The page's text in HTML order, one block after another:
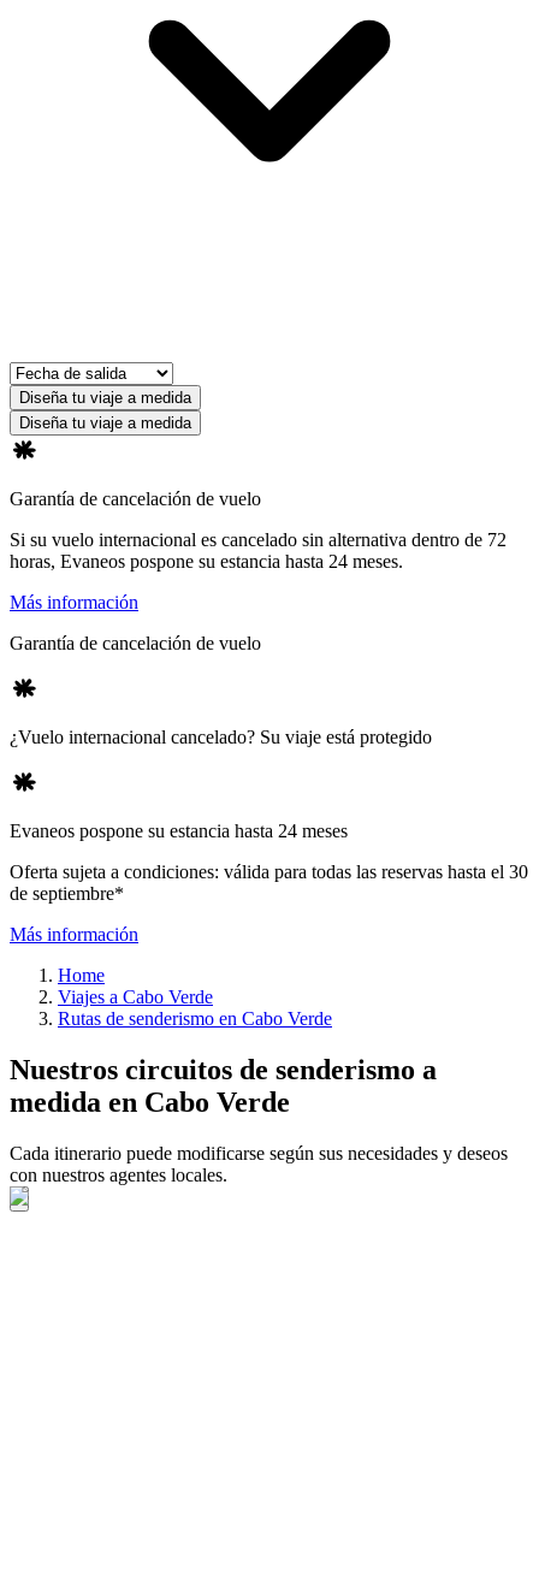
Diseña tu viaje a medida
Diseña tu viaje a medida
Garantía de cancelación de vuelo
Si su vuelo internacional es cancelado sin alternativa dentro de 72
horas, Evaneos pospone su estancia hasta 24 meses.
Más información
Garantía de cancelación de vuelo
¿Vuelo internacional cancelado? Su viaje está protegido
Evaneos pospone su estancia hasta 24 meses
Oferta sujeta a condiciones: válida para todas las reservas hasta el 30
de septiembre*
Más información
Home
Viajes a Cabo Verde
Rutas de senderismo en Cabo Verde
Nuestros circuitos de senderismo a
medida en Cabo Verde
Cada itinerario puede modificarse según sus necesidades y deseos
con nuestros agentes locales.